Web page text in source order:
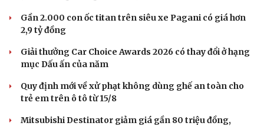
Gần 2.000 con ốc titan trên siêu xe Pagani có giá hơn
2,9 tỷ đồng
Giải thưởng Car Choice Awards 2026 có thay đổi ở hạng
mục Dấu ấn của năm
Quy định mới về xử phạt không dùng ghế an toàn cho
trẻ em trên ô tô từ 15/8
Mitsubishi Destinator giảm giá gần 80 triệu đồng,